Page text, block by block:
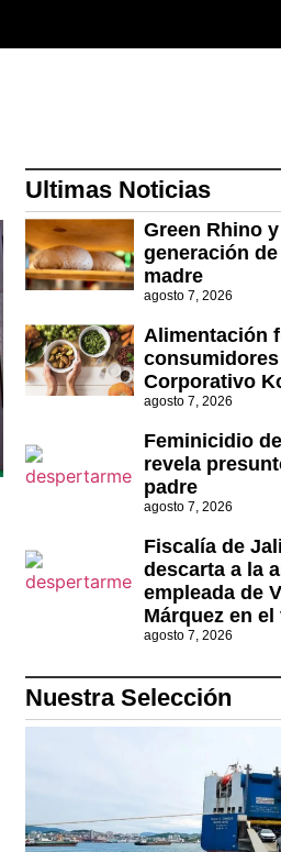
Ultimas Noticias
Green Rhino
generación
madre
agosto 7, 2026
Alimentación
Corporativo
agosto 7, 2026
Feminicidio
revela
padre
agosto 7, 2026
Fiscalía de
descarta a la
empleada de
Márquez en
agosto 7, 2026
Nuestra Selección